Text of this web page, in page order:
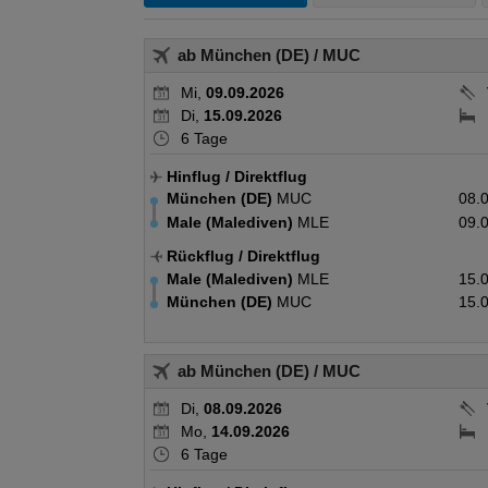
ab München (DE) / MUC
Mi, 09.09.2026
Di, 15.09.2026
6 Tage
Hinflug / Direktflug
München (DE) MUC
Male (Malediven) MLE
Rückflug / Direktflug
Male (Malediven) MLE
München (DE) MUC
ab München (DE) / MUC
Di, 08.09.2026
Mo, 14.09.2026
6 Tage